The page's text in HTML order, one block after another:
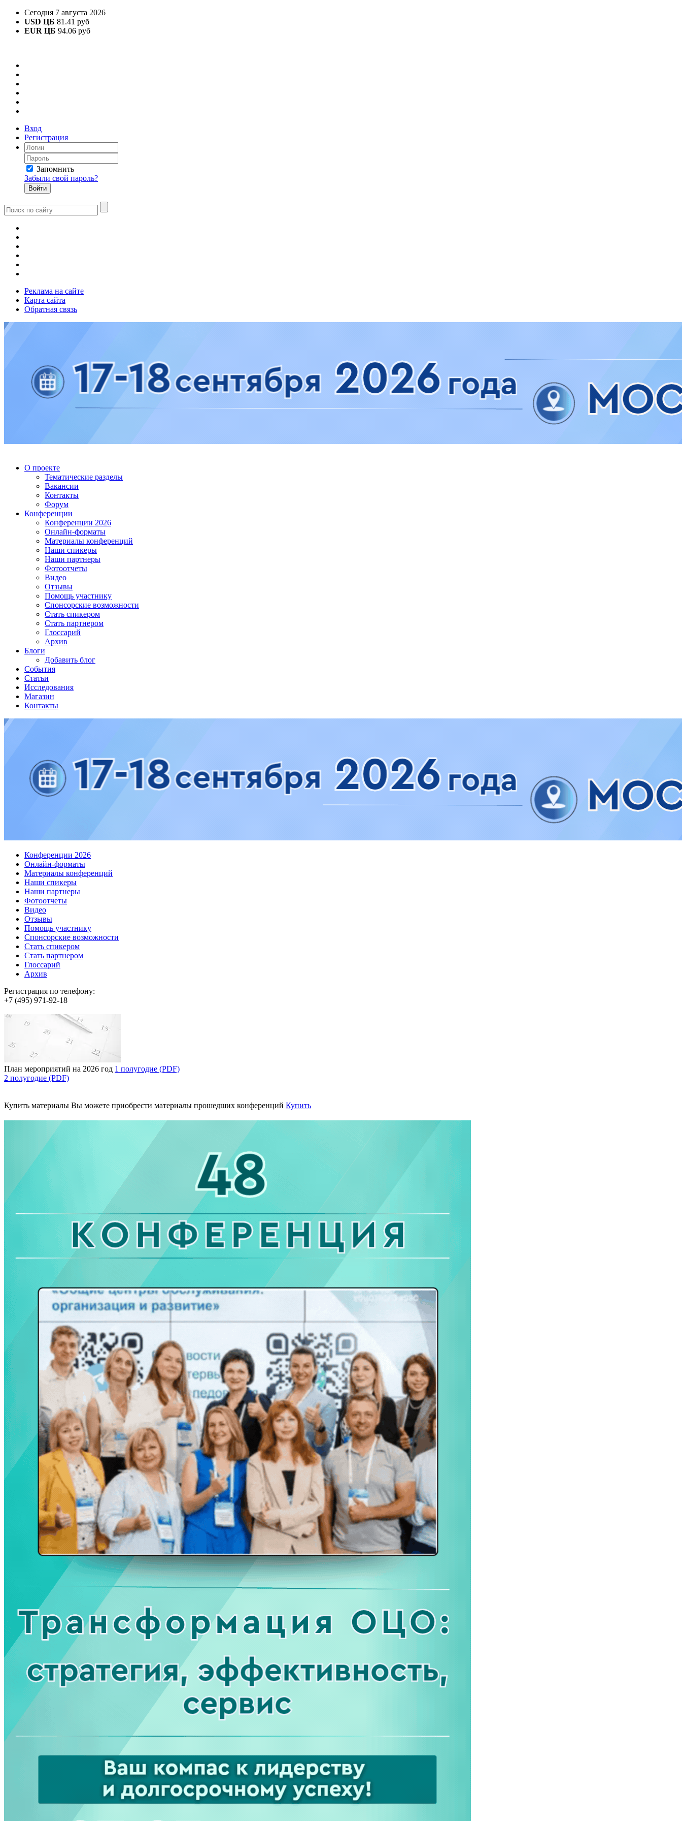
Сегодня 7 августа 2026
USD ЦБ 81.41 руб
EUR ЦБ 94.06 руб
Вход
Регистрация
Запомнить
Забыли свой пароль?
Реклама на сайте
Карта сайта
Обратная связь
О проекте
Тематические разделы
Вакансии
Контакты
Форум
Конференции
Конференции 2026
Онлайн-форматы
Материалы конференций
Наши спикеры
Наши партнеры
Фотоотчеты
Видео
Отзывы
Помощь участнику
Спонсорские возможности
Стать спикером
Стать партнером
Глоссарий
Архив
Блоги
Добавить блог
События
Статьи
Исследования
Магазин
Контакты
Конференции 2026
Онлайн-форматы
Материалы конференций
Наши спикеры
Наши партнеры
Фотоотчеты
Видео
Отзывы
Помощь участнику
Спонсорские возможности
Стать спикером
Стать партнером
Глоссарий
Архив
Регистрация по телефону:
+7 (495) 971-92-18
План мероприятий на 2026 год 1 полугодие (PDF)
2 полугодие (PDF)
Купить материалы Вы можете приобрести материалы прошедших конференций Купить